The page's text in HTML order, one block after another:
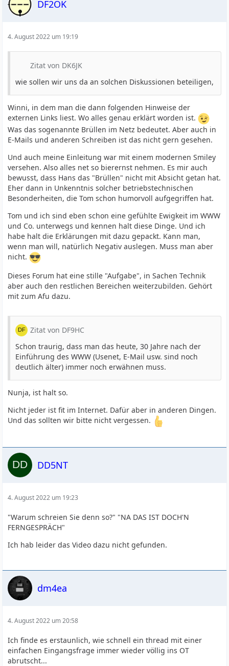
DF2OK
4. August 2022 um 19:19
Zitat von DK6JK
wie sollen wir uns da an solchen Diskussionen beteiligen,
Winni, in dem man die dann folgenden Hinweise der
externen Links liest. Wo alles genau erklärt worden ist.
Was das sogenannte Brüllen im Netz bedeutet. Aber auch in
E-Mails und anderen Schreiben ist das nicht gern gesehen.
Und auch meine Einleitung war mit einem modernen Smiley
versehen. Also alles net so bierernst nehmen. Es mir auch
bewusst, dass Hans das "Brüllen" nicht mit Absicht getan hat.
Eher dann in Unkenntnis solcher betriebstechnischen
Besonderheiten, die Tom schon humorvoll aufgegriffen hat.
Tom und ich sind eben schon eine gefühlte Ewigkeit im WWW
und Co. unterwegs und kennen halt diese Dinge. Und ich
habe halt die Erklärungen mit dazu gepackt. Kann man,
wenn man will, natürlich Negativ auslegen. Muss man aber
nicht.
Dieses Forum hat eine stille "Aufgabe", in Sachen Technik
aber auch den restlichen Bereichen weiterzubilden. Gehört
mit zum Afu dazu.
Zitat von DF9HC
Schon traurig, dass man das heute, 30 Jahre nach der
Einführung des WWW (Usenet, E-Mail usw. sind noch
deutlich älter) immer noch erwähnen muss.
Nunja, ist halt so.
Nicht jeder ist fit im Internet. Dafür aber in anderen Dingen.
Und das sollten wir bitte nicht vergessen.
DD5NT
4. August 2022 um 19:23
"Warum schreien Sie denn so?" "NA DAS IST DOCH'N
FERNGESPRÄCH"
Ich hab leider das Video dazu nicht gefunden.
dm4ea
4. August 2022 um 20:58
Ich finde es erstaunlich, wie schnell ein thread mit einer
einfachen Eingangsfrage immer wieder völlig ins OT
abrutscht...